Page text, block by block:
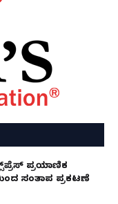
ಪ್ರಯಾಣಿಕ
ಸಂತಾಪ ಪ್ರಕಟಣೆ